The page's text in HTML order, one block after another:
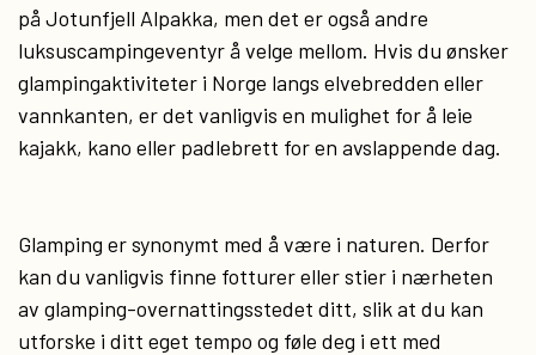
på Jotunfjell Alpakka, men det er også andre
luksuscampingeventyr å velge mellom. Hvis du ønsker
glampingaktiviteter i Norge langs elvebredden eller
vannkanten, er det vanligvis en mulighet for å leie
kajakk, kano eller padlebrett for en avslappende dag.
Glamping er synonymt med å være i naturen. Derfor
kan du vanligvis finne fotturer eller stier i nærheten
av glamping-overnattingsstedet ditt, slik at du kan
utforske i ditt eget tempo og føle deg i ett med